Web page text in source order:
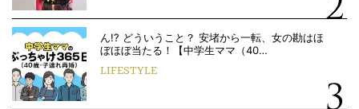
ん!? どういうこと？ 安堵から一転、女の勘はほ
ぼほぼ当たる！【中学生ママ（40…
LIFESTYLE